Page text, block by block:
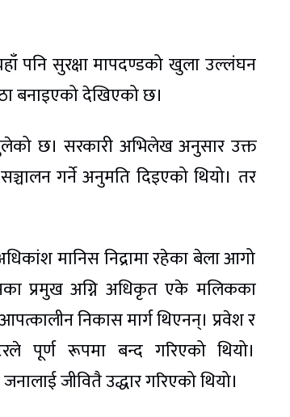
पनि सुरक्षा मापदण्डको खुला उल्लंघन
बनाइएको देखिएको छ।
छ। सरकारी अभिलेख अनुसार उक्त
गर्ने अनुमति दिइएको थियो। तर
मानिस निद्रामा रहेका बेला आगो
प्रमुख अग्नि अधिकृत एके मलिकका
निकास मार्ग थिएनन्। प्रवेश र
पूर्ण रूपमा बन्द गरिएको थियो।
जीवितै उद्धार गरिएको थियो।